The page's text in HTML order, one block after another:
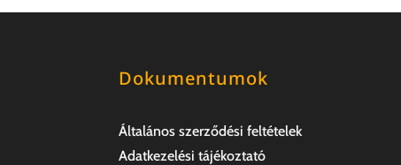
Dokumentumok
Általános szerződési feltételek
Adatkezelési tájékoztató